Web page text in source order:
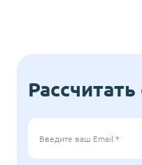
Введите ваш Email *